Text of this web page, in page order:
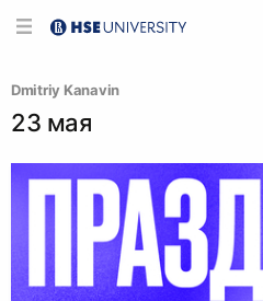
Dmitriy Kanavin
23 мая